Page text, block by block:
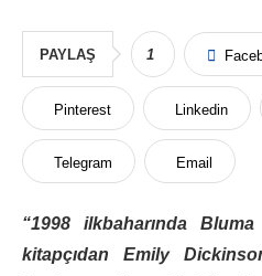
PAYLAŞ 1
Pinterest Linkedin
Telegram Email
“1998 ilkbaharında
kitapçıdan Emily